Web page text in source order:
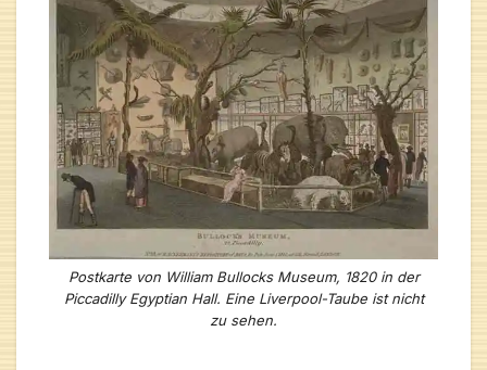
Postkarte von William Bullocks Museum, 1820 in der
Piccadilly Egyptian Hall. Eine Liverpool-Taube ist nicht
zu sehen.